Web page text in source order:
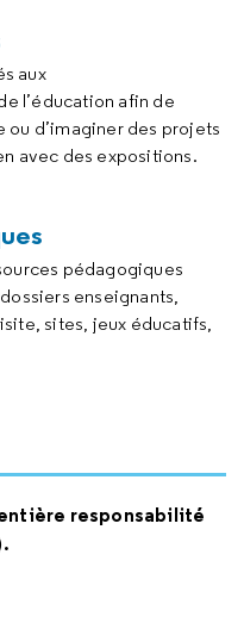
aux
l’éducation afin de
d’imaginer des projets
avec des expositions.
pédagogiques
enseignants,
sites, jeux éducatifs,
responsabilité